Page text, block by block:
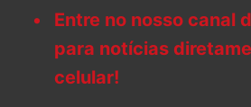
Entre no nosso canal
para notícias
celular!